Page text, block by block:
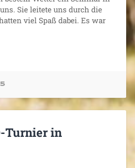
Sie leitete uns durch die
viel Spaß dabei. Es war
Turnier in